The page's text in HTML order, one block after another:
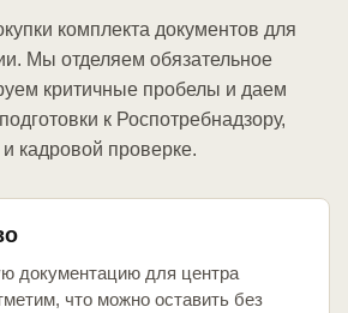
комплекта документов для
Мы отделяем обязательное
критичные пробелы и даем
к Роспотребнадзору,
кадровой проверке.
документацию для центра
что можно оставить без